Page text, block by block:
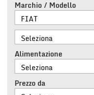
Marchio / Modello
Alimentazione
Prezzo da
tracciamento
che
adottiamo
per
offrire
le
funzionalità
e
svolgere
le